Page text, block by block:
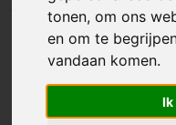
tonen, om ons
en om te
vandaan komen.
Ik